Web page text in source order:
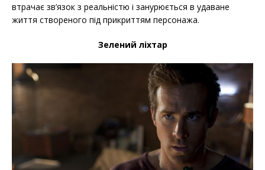
втрачає зв’язок з реальністю і занурюється в удаване
життя створеного під прикриттям персонажа.
Зелений ліхтар